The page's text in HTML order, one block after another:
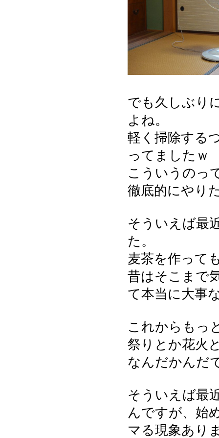
でも久しぶり
よね。
軽く掃除する
ってましたｗ
こういうのっ
徹底的にやり
そういえば最
た。
麦茶を作って
昔はそこまで
て本当に大事
これからもっ
祭りとか花火
なんだかんだ
そういえば最
んですが、始
マる現象あり